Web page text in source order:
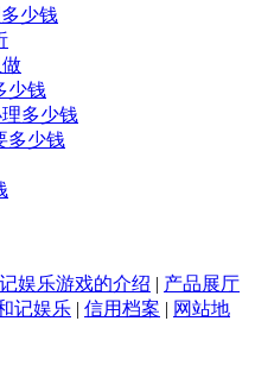
少钱
少钱
多少钱
多少钱
娱乐游戏的介绍 | 产品展厅
记娱乐 | 信用档案 | 网站地